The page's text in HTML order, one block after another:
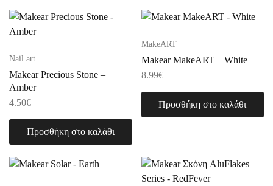
Nail art
Makear Precious Stone –
Amber
4.50€
Προσθήκη στο καλάθι
MakeART
Makear MakeART – White
8.99€
Προσθήκη στο καλάθι